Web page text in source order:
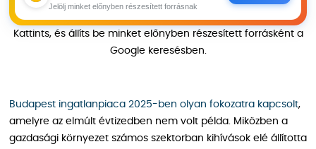
Jelölj minket előnyben részesített forrásnak
Kattints, és állíts be minket előnyben részesített forrásként a
Google keresésben.
Budapest ingatlanpiaca 2025-ben olyan fokozatra kapcsolt,
amelyre az elmúlt évtizedben nem volt példa. Miközben a
gazdasági környezet számos szektorban kihívások elé állította